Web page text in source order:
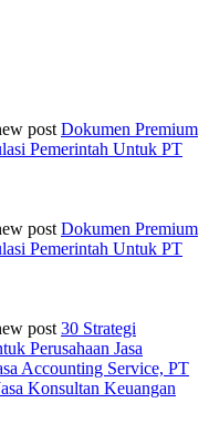
post Dokumen Premium
Pemerintah Untuk PT
post Dokumen Premium
Pemerintah Untuk PT
post 30 Strategi
Perusahaan Jasa
Accounting Service, PT
Konsultan Keuangan